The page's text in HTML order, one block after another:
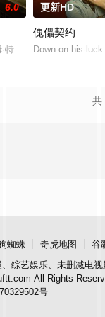
进行交往，一场错位的
事、追梦故事。脱
6.0
特纳 饰）和满怀浪漫
更新HD
傀儡契约
Down-on-his-
共
蜘蛛 奇虎地图 谷
综艺娱乐、未删减电
All Rights
号